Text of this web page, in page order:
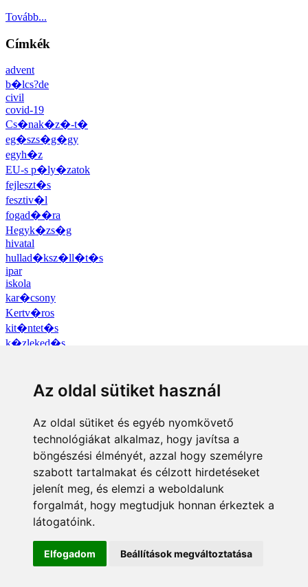
Az oldal sütiket használ
Az oldal sütiket és egyéb nyomkövető
technológiákat alkalmaz, hogy javítsa a
böngészési élményét, azzal hogy személyre
szabott tartalmakat és célzott hirdetéseket
jelenít meg, és elemzi a weboldalunk
forgalmát, hogy megtudjuk honnan érkeztek a
látogatóink.
Elfogadom Beállítások megváltoztatása
Tovább...
Címkék
advent
b�lcs?de
civil
covid-19
Cs�nak�z�-t�
eg�szs�g�gy
egyh�z
EU-s p�ly�zatok
fejleszt�s
fesztiv�l
fogad��ra
Hegyk�zs�g
hivatal
hullad�ksz�ll�t�s
ipar
iskola
kar�csony
Kertv�ros
kit�ntet�s
k�zleked�s
N�dasdy-v�r
�nkorm�nyzat
�voda
p�ly�zat
P�ntekfalu
polg�r?rs�g
program
R�bas�mj�n
S�rv�r Ar�na
S�rv�rf�rd?
Tourinform